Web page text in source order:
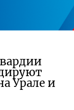
Урале и